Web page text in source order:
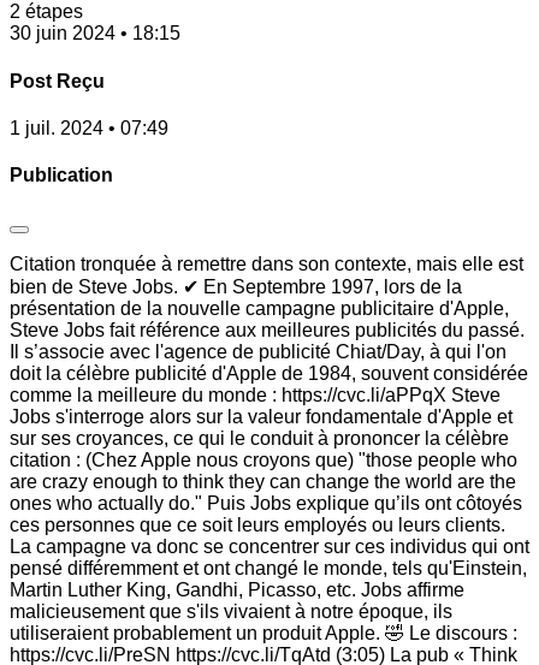
2 étapes
30 juin 2024 • 18:15
Post Reçu
1 juil. 2024 • 07:49
Publication
Citation tronquée à remettre dans son contexte, mais elle est
bien de Steve Jobs. ✔ En Septembre 1997, lors de la
présentation de la nouvelle campagne publicitaire d'Apple,
Steve Jobs fait référence aux meilleures publicités du passé.
Il s’associe avec l'agence de publicité Chiat/Day, à qui l'on
doit la célèbre publicité d'Apple de 1984, souvent considérée
comme la meilleure du monde : https://cvc.li/aPPqX Steve
Jobs s'interroge alors sur la valeur fondamentale d'Apple et
sur ses croyances, ce qui le conduit à prononcer la célèbre
citation : (Chez Apple nous croyons que) "those people who
are crazy enough to think they can change the world are the
ones who actually do." Puis Jobs explique qu’ils ont côtoyés
ces personnes que ce soit leurs employés ou leurs clients.
La campagne va donc se concentrer sur ces individus qui ont
pensé différemment et ont changé le monde, tels qu'Einstein,
Martin Luther King, Gandhi, Picasso, etc. Jobs affirme
malicieusement que s'ils vivaient à notre époque, ils
utiliseraient probablement un produit Apple. 🤣 Le discours :
https://cvc.li/PreSN https://cvc.li/TqAtd (3:05) La pub « Think